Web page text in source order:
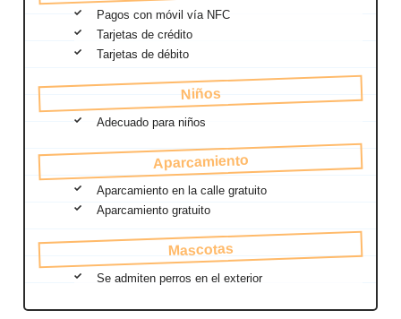
Pagos con móvil vía NFC
Tarjetas de crédito
Tarjetas de débito
Niños
Adecuado para niños
Aparcamiento
Aparcamiento en la calle gratuito
Aparcamiento gratuito
Mascotas
Se admiten perros en el exterior